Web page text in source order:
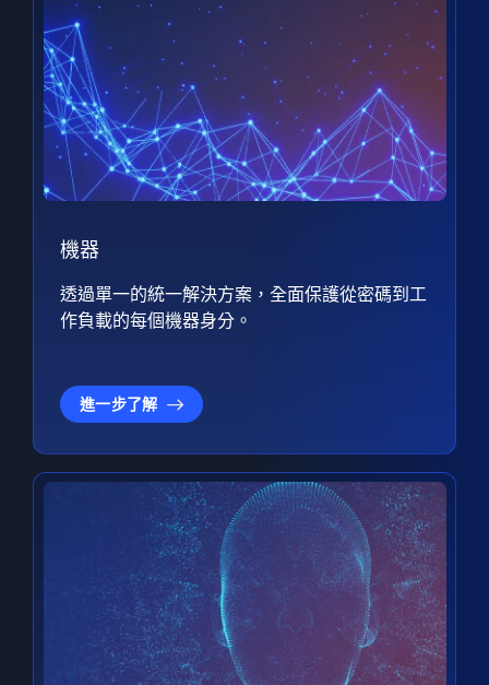
機器
透過單一的統一解決方案，全面保護從密碼到工
作負載的每個機器身分。
進一步了解